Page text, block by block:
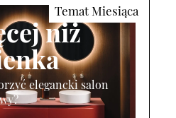
niż
elegancki salon